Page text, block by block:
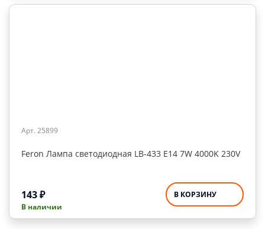
Арт. 25899
Feron Лампа светодиодная LB-433 Е14 7W 4000K 230V
143₽
В наличии
В КОРЗИНУ